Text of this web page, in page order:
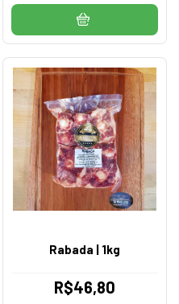
Rabada | 1kg
R$46,80